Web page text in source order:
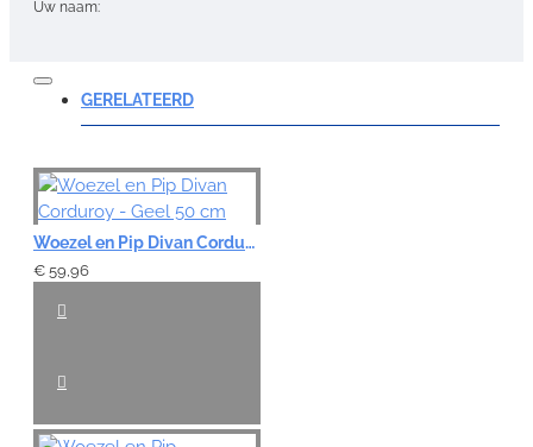
Uw naam:
Opmerking:
Note:HTML-code wordt niet vertaald!
Waardering:
GERELATEERD
Woezel en Pip Divan Corduroy - Geel 50 cm
€ 59,96